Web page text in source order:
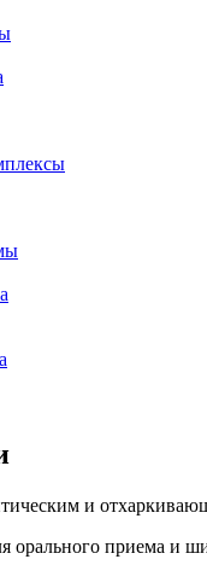
и
орального приема и